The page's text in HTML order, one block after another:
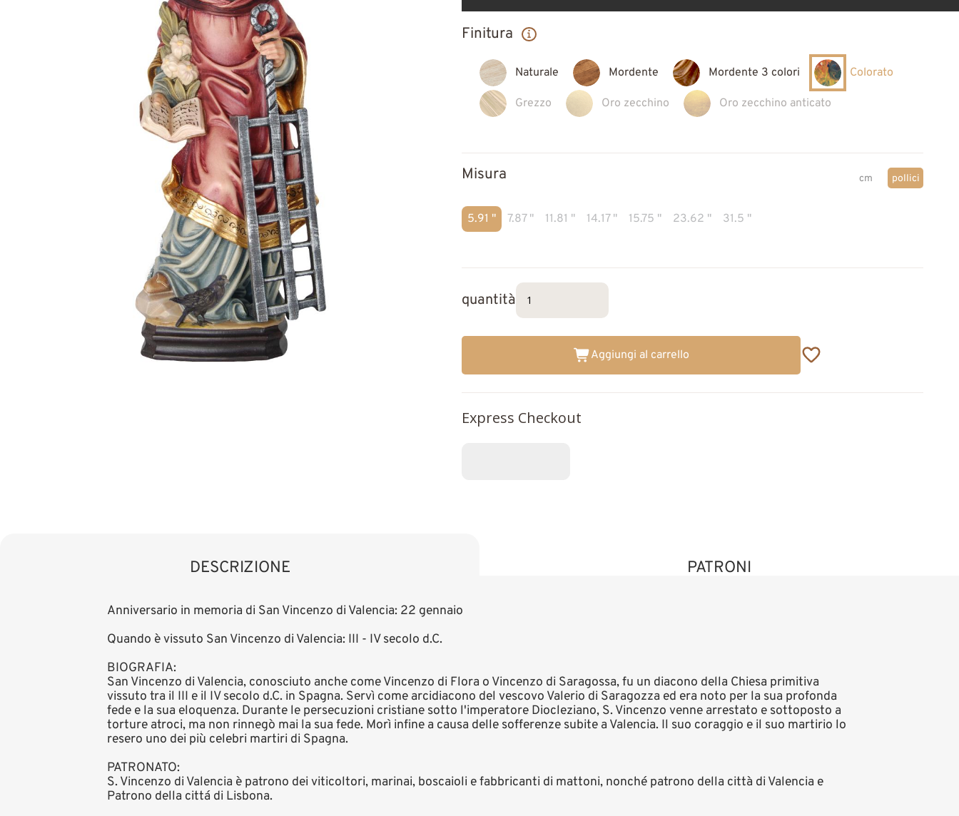
Finitura
Naturale Mordente Mordente 3 colori Colorato
Grezzo Oro zecchino Oro zecchino anticato
Misura cm pollici
5.91 " 7.87 " 11.81 " 14.17 " 15.75 " 23.62 " 31.5 "
quantità
Aggiungi al carrello
Express Checkout
DESCRIZIONE PATRONI
Anniversario in memoria di San Vincenzo di Valencia: 22 gennaio
Quando è vissuto San Vincenzo di Valencia: III - IV secolo d.C.
BIOGRAFIA:
San Vincenzo di Valencia, conosciuto anche come Vincenzo di Flora o Vincenzo di Saragossa, fu un diacono della Chiesa primitiva
vissuto tra il III e il IV secolo d.C. in Spagna. Servì come arcidiacono del vescovo Valerio di Saragozza ed era noto per la sua profonda
fede e la sua eloquenza. Durante le persecuzioni cristiane sotto l'imperatore Diocleziano, S. Vincenzo venne arrestato e sottoposto a
torture atroci, ma non rinnegò mai la sua fede. Morì infine a causa delle sofferenze subite a Valencia. Il suo coraggio e il suo martirio lo
resero uno dei più celebri martiri di Spagna.
PATRONATO:
S. Vincenzo di Valencia è patrono dei viticoltori, marinai, boscaioli e fabbricanti di mattoni, nonché patrono della città di Valencia e
Patrono della cittá di Lisbona.